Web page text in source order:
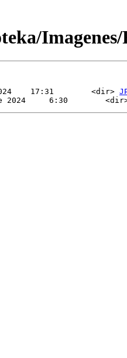
17:31        <dir>
2024     6:30